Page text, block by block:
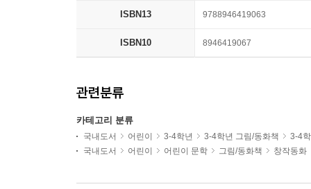
ISBN13 9788946419063
ISBN10 8946419067
관련분류
카테고리 분류
국내도서 어린이 3-4학년 3-4학년 그림/동화책
3-4
국내도서
어린이 어린이 문학 그림/동화책 창작동화